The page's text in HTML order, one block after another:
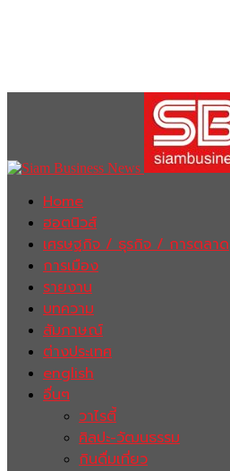
Home
ฮอตนิวส์
เศรษฐกิจ / ธุรกิจ / การตลาด
การเมือง
รายงาน
บทความ
สัมภาษณ์
ต่างประเทศ
english
อื่นๆ
วาไรตี้
ศิลปะ-วัฒนธรรม
กินดื่มเที่ยว